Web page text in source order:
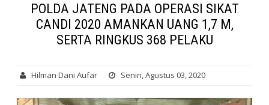
POLDA JATENG PADA OPERASI SIKAT
CANDI 2020 AMANKAN UANG 1,7 M,
SERTA RINGKUS 368 PELAKU
Hilman Dani Aufar Senin, Agustus 03, 2020